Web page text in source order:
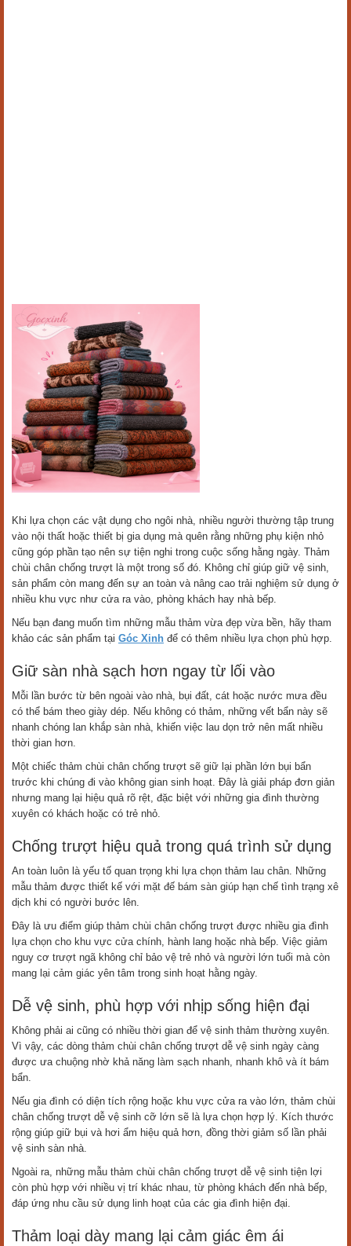
Khi lựa chọn các vật dụng cho ngôi nhà, nhiều người thường tập trung
vào nội thất hoặc thiết bị gia dụng mà quên rằng những phụ kiện nhỏ
cũng góp phần tạo nên sự tiện nghi trong cuộc sống hằng ngày. Thảm
chùi chân chống trượt là một trong số đó. Không chỉ giúp giữ vệ sinh,
sản phẩm còn mang đến sự an toàn và nâng cao trải nghiệm sử dụng ở
nhiều khu vực như cửa ra vào, phòng khách hay nhà bếp.
Nếu bạn đang muốn tìm những mẫu thảm vừa đẹp vừa bền, hãy tham
khảo các sản phẩm tại Góc Xinh để có thêm nhiều lựa chọn phù hợp.
Giữ sàn nhà sạch hơn ngay từ lối vào
Mỗi lần bước từ bên ngoài vào nhà, bụi đất, cát hoặc nước mưa đều
có thể bám theo giày dép. Nếu không có thảm, những vết bẩn này sẽ
nhanh chóng lan khắp sàn nhà, khiến việc lau dọn trở nên mất nhiều
thời gian hơn.
Một chiếc thảm chùi chân chống trượt sẽ giữ lại phần lớn bụi bẩn
trước khi chúng đi vào không gian sinh hoạt. Đây là giải pháp đơn giản
nhưng mang lại hiệu quả rõ rệt, đặc biệt với những gia đình thường
xuyên có khách hoặc có trẻ nhỏ.
Chống trượt hiệu quả trong quá trình sử dụng
An toàn luôn là yếu tố quan trọng khi lựa chọn thảm lau chân. Những
mẫu thảm được thiết kế với mặt đế bám sàn giúp hạn chế tình trạng xê
dịch khi có người bước lên.
Đây là ưu điểm giúp thảm chùi chân chống trượt được nhiều gia đình
lựa chọn cho khu vực cửa chính, hành lang hoặc nhà bếp. Việc giảm
nguy cơ trượt ngã không chỉ bảo vệ trẻ nhỏ và người lớn tuổi mà còn
mang lại cảm giác yên tâm trong sinh hoạt hằng ngày.
Dễ vệ sinh, phù hợp với nhịp sống hiện đại
Không phải ai cũng có nhiều thời gian để vệ sinh thảm thường xuyên.
Vì vậy, các dòng thảm chùi chân chống trượt dễ vệ sinh ngày càng
được ưa chuộng nhờ khả năng làm sạch nhanh, nhanh khô và ít bám
bẩn.
Nếu gia đình có diện tích rộng hoặc khu vực cửa ra vào lớn, thảm chùi
chân chống trượt dễ vệ sinh cỡ lớn sẽ là lựa chọn hợp lý. Kích thước
rộng giúp giữ bụi và hơi ẩm hiệu quả hơn, đồng thời giảm số lần phải
vệ sinh sàn nhà.
Ngoài ra, những mẫu thảm chùi chân chống trượt dễ vệ sinh tiện lợi
còn phù hợp với nhiều vị trí khác nhau, từ phòng khách đến nhà bếp,
đáp ứng nhu cầu sử dụng linh hoạt của các gia đình hiện đại.
Thảm loại dày mang lại cảm giác êm ái